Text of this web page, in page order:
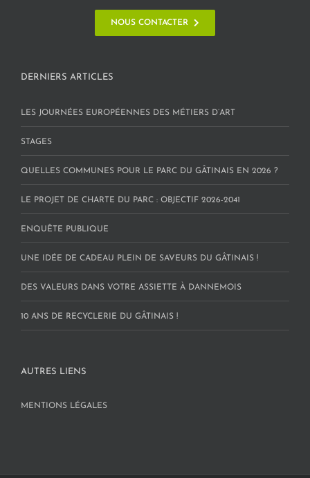
NOUS CONTACTER
DERNIERS ARTICLES
LES JOURNÉES EUROPÉENNES DES MÉTIERS D’ART
STAGES
QUELLES COMMUNES POUR LE PARC DU GÂTINAIS EN 2026 ?
LE PROJET DE CHARTE DU PARC : OBJECTIF 2026-2041
ENQUÊTE PUBLIQUE
UNE IDÉE DE CADEAU PLEIN DE SAVEURS DU GÂTINAIS !
DES VALEURS DANS VOTRE ASSIETTE À DANNEMOIS
10 ANS DE RECYCLERIE DU GÂTINAIS !
AUTRES LIENS
MENTIONS LÉGALES